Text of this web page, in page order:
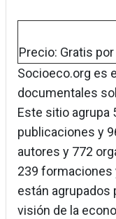
Precio: Gratis
Socioeco.org es
documentales
Este sitio agrupa
publicaciones y
autores y 772
239
están agrupados
visión de la